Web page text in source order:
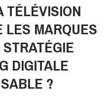
TÉLÉVISION
LES MARQUES
DIGITALE
?